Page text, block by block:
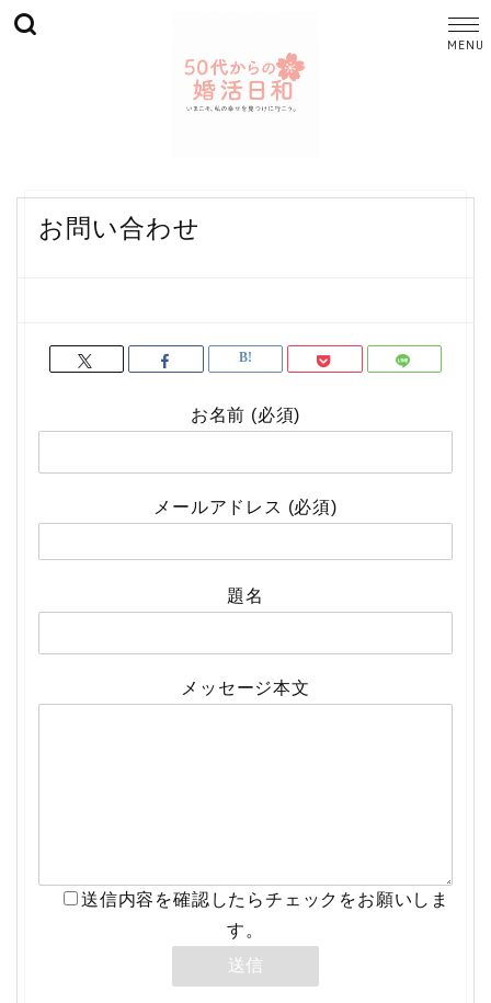
お問い合わせ
お名前 (必須)
メールアドレス (必須)
題名
メッセージ本文
送信内容を確認したらチェックをお願いしま
す。